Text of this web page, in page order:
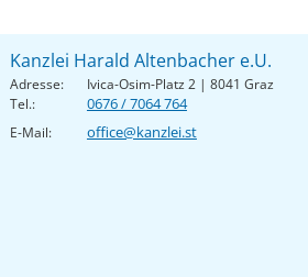
Kanzlei Harald Altenbacher e.U.
Adresse:
Ivica-Osim-Platz 2 | 8041 Graz
Tel.:
0676 / 7064 764
E-Mail: office@kanzlei.st